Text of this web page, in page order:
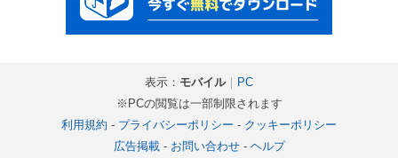
表示： モバイル｜ PC
※PCの閲覧は一部制限されます
利用規約 - プライバシーポリシー - クッキーポリシー
広告掲載- お問い合わせ- ヘルプ